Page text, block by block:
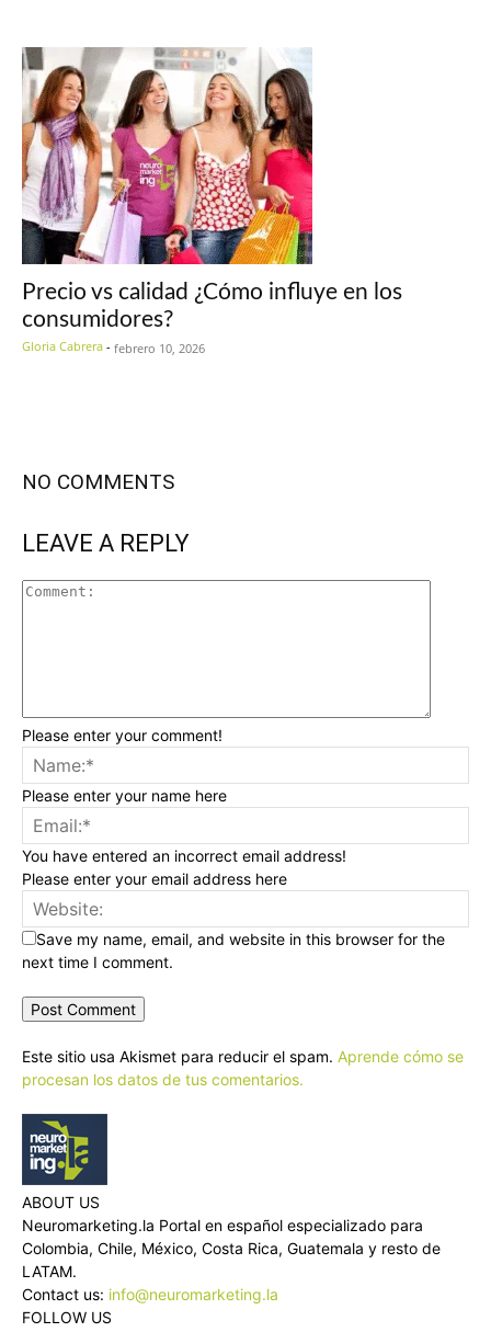
Precio vs calidad ¿Cómo influye en los
consumidores?
Gloria Cabrera - febrero 10, 2026
NO COMMENTS
LEAVE A REPLY
Please enter your comment!
Please enter your name here
You have entered an incorrect email address!
Please enter your email address here
Save my name, email, and website in this browser for the
next time I comment.
Este sitio usa Akismet para reducir el spam. Aprende cómo se
procesan los datos de tus comentarios.
ABOUT US
Neuromarketing.la Portal en español especializado para
Colombia, Chile, México, Costa Rica, Guatemala y resto de
LATAM.
Contact us: info@neuromarketing.la
FOLLOW US